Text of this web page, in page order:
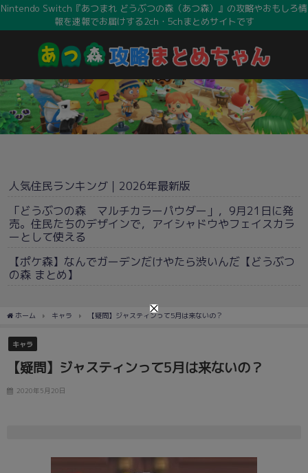
Nintendo Switch『あつまれ どうぶつの森（あつ森）』の攻略やおもしろ情
報を速報でお届けする2ch・5chまとめサイトです
人気住民ランキング｜2026年最新版
「どうぶつの森 マルチカラーパウダー」，9月21日に発
売。住民たちのデザインで，アイシャドウやフェイスカラ
ーとして使える
【ポケ森】なんでガーデンだけやたら渋いんだ【どうぶつ
の森 まとめ】
ホーム キャラ 【疑問】ジャスティンって5月は来ないの？
キャラ
【疑問】ジャスティンって5月は来ないの？
2020年5月20日